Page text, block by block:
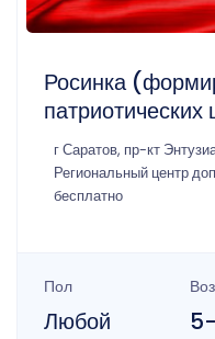
Росинка
патриотических
г Саратов, пр-кт
Региональный центр
бесплатно
Пол
Любой